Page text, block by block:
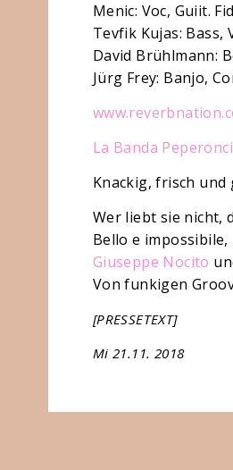
Menic: Voc, Guiit.
Tevfik Kujas: Bass,
David Brühlmann:
Jürg Frey: Banjo,
La Banda
Knackig, frisch
Wer liebt sie nicht,
Bello e
Giuseppe Nocito
Von funkigen
[PRESSETEXT]
Mi 21.11. 2018